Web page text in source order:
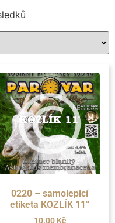
0220 – samolepicí
etiketa KOZLÍK 11°
10.00 Kč